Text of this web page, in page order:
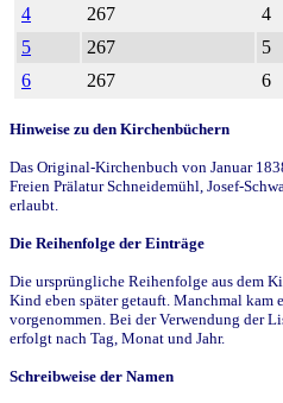
4
267 4
5
267 5
6
267 6
Hinweise zu den Kirchenbüchern
Das Original-Kirchenbuch von Januar
Freien Prälatur Schneidemühl, Josef-
erlaubt.
Die Reihenfolge der Einträge
Die ursprüngliche Reihenfolge aus dem
Kind eben später getauft. Manchmal kam
vorgenommen. Bei der Verwendung der
erfolgt nach Tag, Monat und Jahr.
Schreibweise der Namen